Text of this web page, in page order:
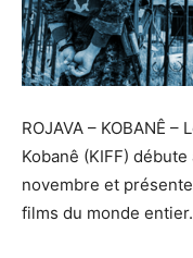
ROJAVA – KOBANÊ
Kobanê (KIFF) débute
novembre et
films du monde entier.